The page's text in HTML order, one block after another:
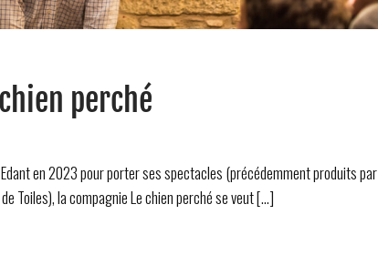
perché
en 2023 pour porter ses spectacles (précédemment produits par
Toiles), la compagnie Le chien perché se veut […]